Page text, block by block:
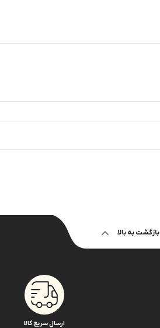
بازگشت به بالا
ارسال سریع کالا